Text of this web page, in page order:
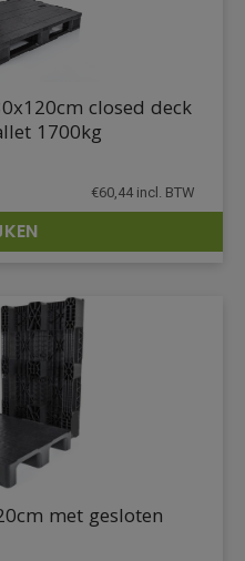
DETAILS
closed deck
1700kg
€60,44 incl. BTW
met gesloten